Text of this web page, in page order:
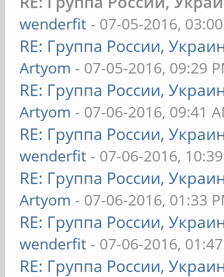
wenderfit - 07-05-2016,
RE: Группа России,
Artyom - 07-05-2016, 09:29
RE: Группа России,
Artyom - 07-06-2016, 09:41
RE: Группа России,
wenderfit - 07-06-2016,
RE: Группа России,
Artyom - 07-06-2016, 01:33
RE: Группа России,
wenderfit - 07-06-2016,
RE: Группа России,